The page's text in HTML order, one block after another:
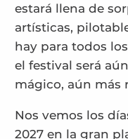
estará llena de
artísticas,
hay para todos
el festival será
mágico, aún más
Nos vemos los
2027 en la gran